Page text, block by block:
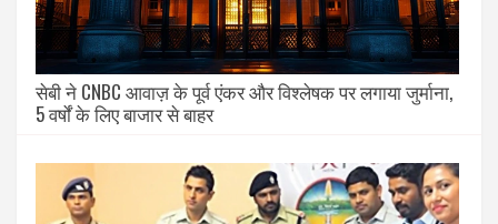
सेबी ने CNBC आवाज़ के पूर्व एंकर और विश्लेषक पर लगाया जुर्माना,
5 वर्षों के लिए बाजार से बाहर